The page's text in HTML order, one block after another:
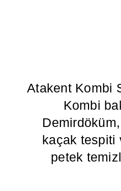
Atakent Kombi
Kombi
kaçak tespiti
petek